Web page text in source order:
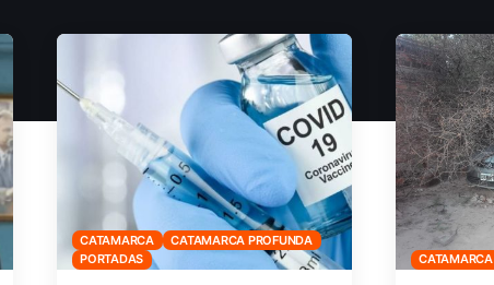
CATAMARCA
CATAMARCA PROFUNDA
PORTADAS
CATAMARCA